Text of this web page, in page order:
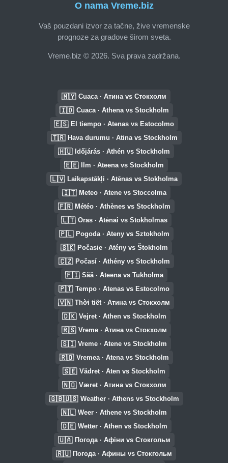
O nama Vreme.biz
Vaš pouzdani izvor za tačne, žive vremenske
prognoze za gradove širom sveta.
Vreme.biz © 2026. Sva prava zadržana.
🇲🇾 Cuaca · Атина vs Стокхолм
🇮🇩 Cuaca · Athena vs Stockholm
🇪🇸 El tiempo · Atenas vs Estocolmo
🇹🇷 Hava durumu · Atina vs Stockholm
🇭🇺 Időjárás · Athén vs Stockholm
🇪🇪 Ilm · Ateena vs Stockholm
🇱🇻 Laikapstākļi · Atēnas vs Stokholma
🇮🇹 Meteo · Atene vs Stoccolma
🇫🇷 Météo · Athènes vs Stockholm
🇱🇹 Oras · Atėnai vs Stokholmas
🇵🇱 Pogoda · Ateny vs Sztokholm
🇸🇰 Počasie · Atény vs Štokholm
🇨🇿 Počasí · Athény vs Stockholm
🇫🇮 Sää · Ateena vs Tukholma
🇵🇹 Tempo · Atenas vs Estocolmo
🇻🇳 Thời tiết · Атина vs Стокхолм
🇩🇰 Vejret · Athen vs Stockholm
🇷🇸 Vreme · Атина vs Стокхолм
🇸🇮 Vreme · Atene vs Stockholm
🇷🇴 Vremea · Atena vs Stockholm
🇸🇪 Vädret · Aten vs Stockholm
🇳🇴 Været · Атина vs Стокхолм
🇬🇧🇺🇸 Weather · Athens vs Stockholm
🇳🇱 Weer · Athene vs Stockholm
🇩🇪 Wetter · Athen vs Stockholm
🇺🇦 Погода · Афіни vs Стокгольм
🇷🇺 Погода · Афины vs Стокгольм